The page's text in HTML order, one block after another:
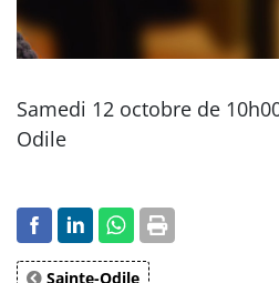
Samedi 12 octobre de
Odile
Sainte-Odile